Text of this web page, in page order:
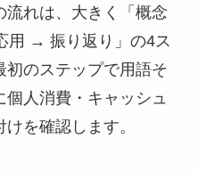
流れは、大きく「概念
→ 振り返り」の4ス
初のステップで用語そ
人消費・キャッシュ
を確認します。